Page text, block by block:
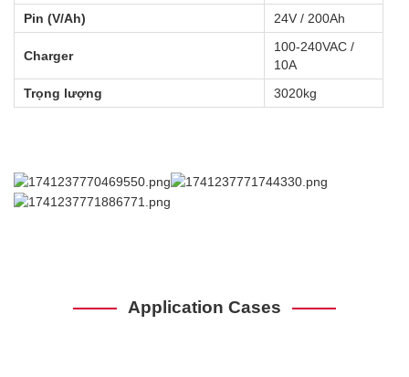
Pin (V/Ah)
24V / 200Ah
Charger
100-240VAC /
10A
Trọng lượng
3020kg
Application Cases